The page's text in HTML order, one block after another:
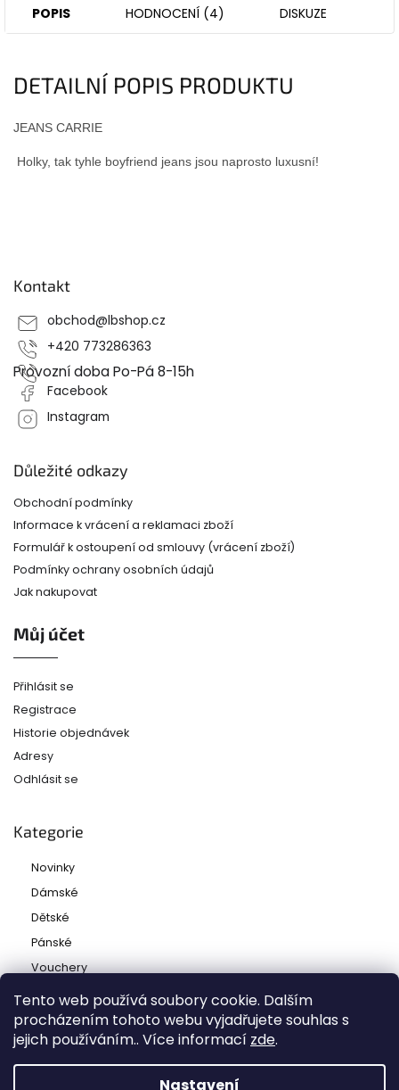
Tento web používá soubory cookie. Dalším
procházením tohoto webu vyjadřujete souhlas s
jejich používáním.. Více informací zde.
Nastavení
POPIS HODNOCENÍ (4) DISKUZE
DETAILNÍ POPIS PRODUKTU
JEANS CARRIE
Holky, tak tyhle boyfriend jeans jsou naprosto luxusní!
Kontakt
obchod@lbshop.cz
+420 773286363
Provozní doba Po-Pá 8-15h
Facebook
Instagram
Důležité odkazy
Obchodní podmínky
Informace k vrácení a reklamaci zboží
Formulář k ostoupení od smlouvy (vrácení zboží)
Podmínky ochrany osobních údajů
Jak nakupovat
Můj účet
Přihlásit se
Registrace
Historie objednávek
Adresy
Odhlásit se
Kategorie
Novinky
Dámské
Dětské
Pánské
Vouchery
Copyright 2026Ladies and babies. Všechna práva